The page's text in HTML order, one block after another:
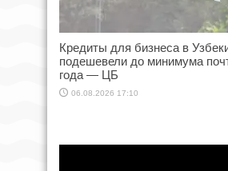
Кредиты для бизнеса в
подешевели до минимума
года — ЦБ
06.08.2026 17:10